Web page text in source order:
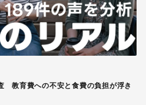
教育費への不安と食費の負担が浮き